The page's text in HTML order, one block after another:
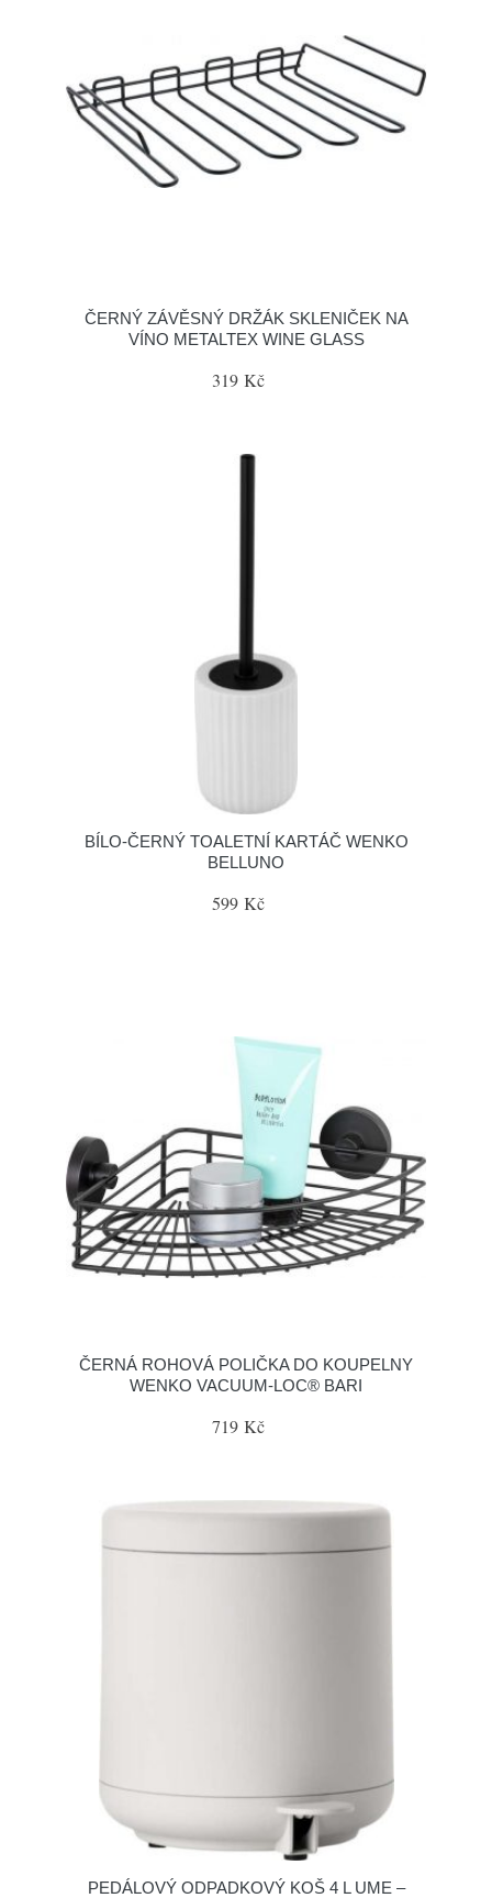
ČERNÝ ZÁVĚSNÝ DRŽÁK SKLENIČEK NA
VÍNO METALTEX WINE GLASS
319 Kč
BÍLO-ČERNÝ TOALETNÍ KARTÁČ WENKO
BELLUNO
599 Kč
ČERNÁ ROHOVÁ POLIČKA DO KOUPELNY
WENKO VACUUM-LOC® BARI
719 Kč
PEDÁLOVÝ ODPADKOVÝ KOŠ 4 L UME –